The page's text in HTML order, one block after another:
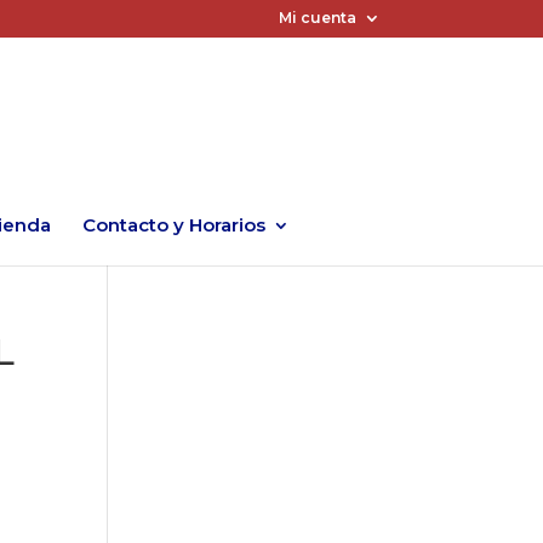
Mi cuenta
Contacto y Horarios